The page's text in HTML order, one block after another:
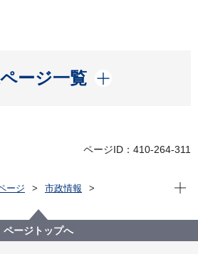
ージ一覧
開く
ページID：410-264-311
ージ
市政情報
記者発表 2022年度
実施します
現在
ページトップへ